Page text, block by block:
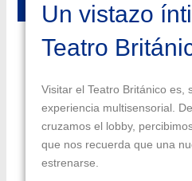
Un vistazo
Teatro
Visitar el Teatro Británico es,
experiencia multisensorial.
cruzamos el lobby,
que nos recuerda que una
estrenarse.